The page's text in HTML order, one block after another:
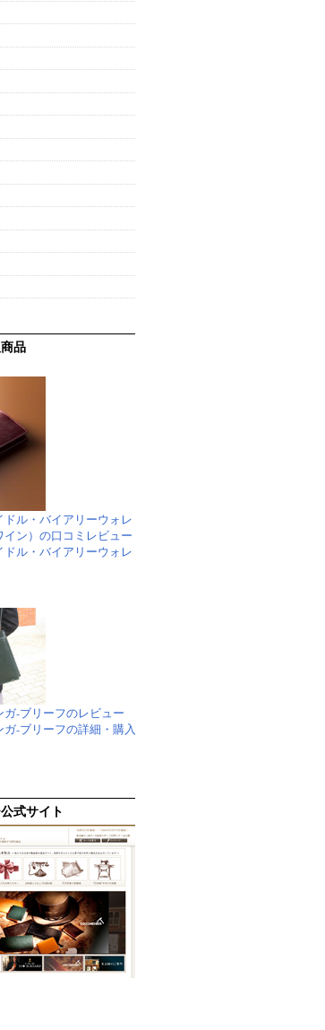
品
ル・バイアリーウォレ
イン）の口コミレビュー
ル・バイアリーウォレ
-ブリーフのレビュー
-ブリーフの詳細・購入
式サイト